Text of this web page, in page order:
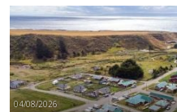
04/08/2026